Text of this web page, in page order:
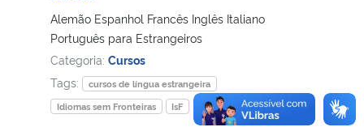
Alemão Espanhol Francês Inglês Italiano
Português para Estrangeiros
Categoria: Cursos
Tags:
cursos de língua estrangeira
Idiomas sem Fronteiras
IsF